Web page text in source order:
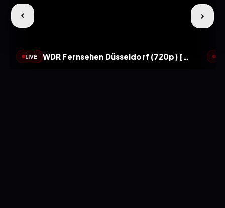
LIVE WDR Fernsehen Düsseldorf (720p) [Geo-blocked]